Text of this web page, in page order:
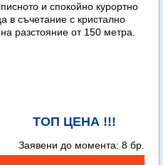
и спокойно курортно
в съчетание с кристално
разстояние от 150 метра.
ТОП ЦЕНА !!!
Заявени до момента: 8 бр.